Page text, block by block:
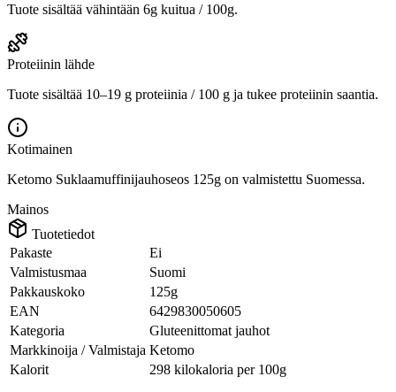
Tuote sisältää vähintään 6g kuitua / 100g.
Proteiinin lähde
Tuote sisältää 10–19 g proteiinia / 100 g ja tukee proteiinin saantia.
Kotimainen
Ketomo Suklaamuffinijauhoseos 125g on valmistettu Suomessa.
Mainos
Tuotetiedot
Pakaste
Ei
Valmistusmaa
Suomi
Pakkauskoko
125g
EAN
6429830050605
Kategoria
Gluteenittomat jauhot
Markkinoija / Valmistaja Ketomo
Kalorit
298 kilokaloria per 100g